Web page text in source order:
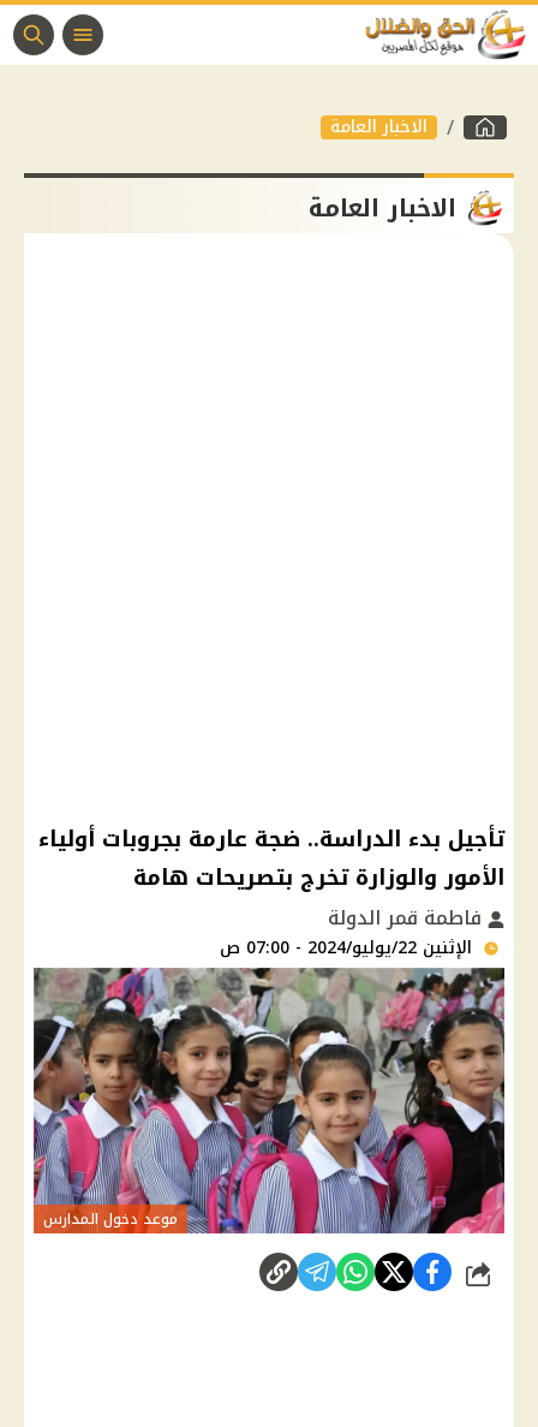
الاخبار العامة
الاخبار العامة
تأجيل بدء الدراسة.. ضجة عارمة بجروبات أولياء
الأمور والوزارة تخرج بتصريحات هامة
فاطمة قمر الدولة
الإثنين 22/يوليو/2024 - 07:00 ص
موعد دخول المدارس
شارك